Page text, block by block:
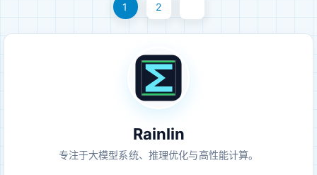
偿式 post-training weight quantization 可以扩展到大模型，
型里的 activation outlier：少数 hidden dimension 会出现稳定
且幅度极大的异常值，导致朴素 INT8 量化失效。它的处理方式
是把 outlier channel 拆出来，用 FP16 单独计算。
SmoothQuant 则进一步问：能不能不保留 FP16 outlier 分支，
1 2
Rainlin
专注于大模型系统、推理优化与高性能计算。